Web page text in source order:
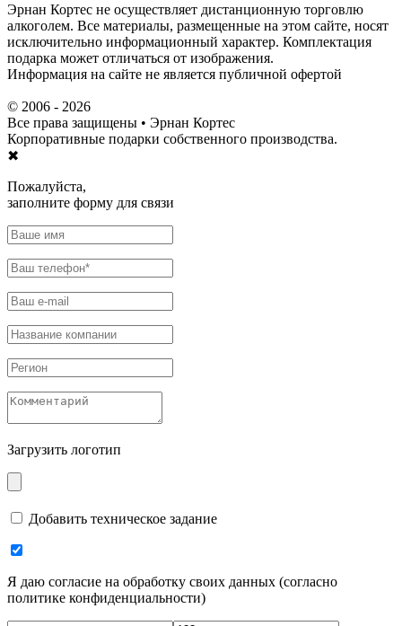
Эрнан Кортес не осуществляет дистанционную торговлю
алкоголем. Все материалы, размещенные на этом сайте, носят
исключительно информационный характер. Комплектация
подарка может отличаться от изображения.
Информация на сайте не является публичной офертой
© 2006 - 2026
Все права защищены • Эрнан Кортес
Корпоративные подарки собственного производства.
✖
Пожалуйста,
заполните форму для связи
Загрузить логотип
Добавить техническое задание
Я даю согласие на обработку своих данных (согласно
политике конфиденциальности)